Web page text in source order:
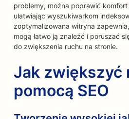
problemy, można poprawić
ułatwiając wyszukiwarkom
zoptymalizowana witryna
mogą łatwo ją znaleźć i poruszać
do zwiększenia ruchu na stronie.
Jak zwiększyć
pomocą SEO